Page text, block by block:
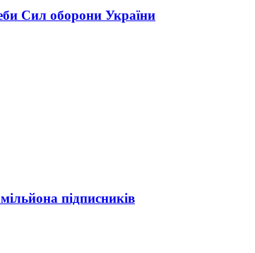
Сил оборони України
підписників